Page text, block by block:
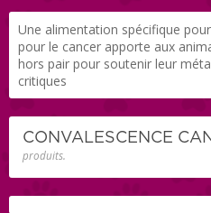
Une alimentation spécifique
pour le cancer apporte aux
hors pair pour soutenir leur
critiques
CONVALESCENCE
produits.